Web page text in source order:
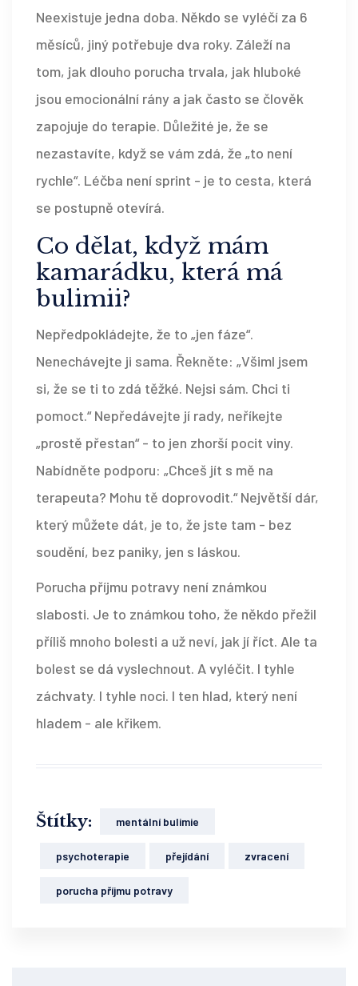
Neexistuje jedna doba. Někdo se vyléčí za 6
měsíců, jiný potřebuje dva roky. Záleží na
tom, jak dlouho porucha trvala, jak hluboké
jsou emocionální rány a jak často se člověk
zapojuje do terapie. Důležité je, že se
nezastavíte, když se vám zdá, že „to není
rychle“. Léčba není sprint - je to cesta, která
se postupně otevírá.
Co dělat, když mám
kamarádku, která má
bulimii?
Nepředpokládejte, že to „jen fáze“.
Nenechávejte ji sama. Řekněte: „Všiml jsem
si, že se ti to zdá těžké. Nejsi sám. Chci ti
pomoct.“ Nepředávejte jí rady, neříkejte
„prostě přestan“ - to jen zhorší pocit viny.
Nabídněte podporu: „Chceš jít s mě na
terapeuta? Mohu tě doprovodit.“ Největší dár,
který můžete dát, je to, že jste tam - bez
soudění, bez paniky, jen s láskou.
Porucha příjmu potravy není známkou
slabosti. Je to známkou toho, že někdo přežil
příliš mnoho bolesti a už neví, jak jí říct. Ale ta
bolest se dá vyslechnout. A vyléčit. I tyhle
záchvaty. I tyhle noci. I ten hlad, který není
hladem - ale křikem.
Štítky: mentální bulimie
psychoterapie přejídání zvracení
porucha příjmu potravy